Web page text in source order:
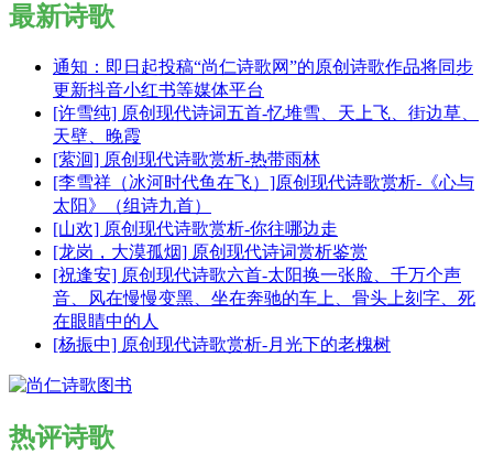
最新诗歌
通知：即日起投稿“尚仁诗歌网”的原创诗歌作品将同步
更新抖音小红书等媒体平台
[许雪纯] 原创现代诗词五首-忆堆雪、天上飞、街边草、
天壁、晚霞
[萦洄] 原创现代诗歌赏析-热带雨林
[李雪祥（冰河时代鱼在飞）]原创现代诗歌赏析-《心与
太阳》（组诗九首）
[山欢] 原创现代诗歌赏析-你往哪边走
[龙岗，大漠孤烟] 原创现代诗词赏析鉴赏
[祝逢安] 原创现代诗歌六首-太阳换一张脸、千万个声
音、风在慢慢变黑、坐在奔驰的车上、骨头上刻字、死
在眼睛中的人
[杨振中] 原创现代诗歌赏析-月光下的老槐树
热评诗歌